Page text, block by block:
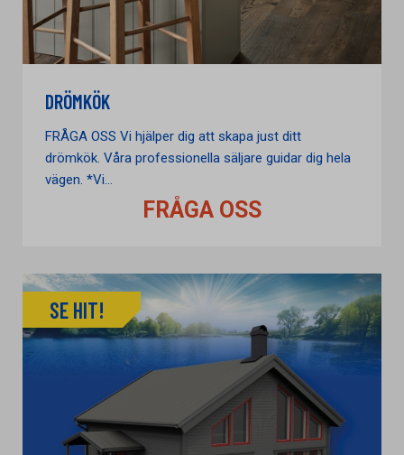
DRÖMKÖK
FRÅGA OSS Vi hjälper dig att skapa just ditt
drömkök. Våra professionella säljare guidar dig hela
vägen. *Vi...
FRÅGA OSS
SE HIT!